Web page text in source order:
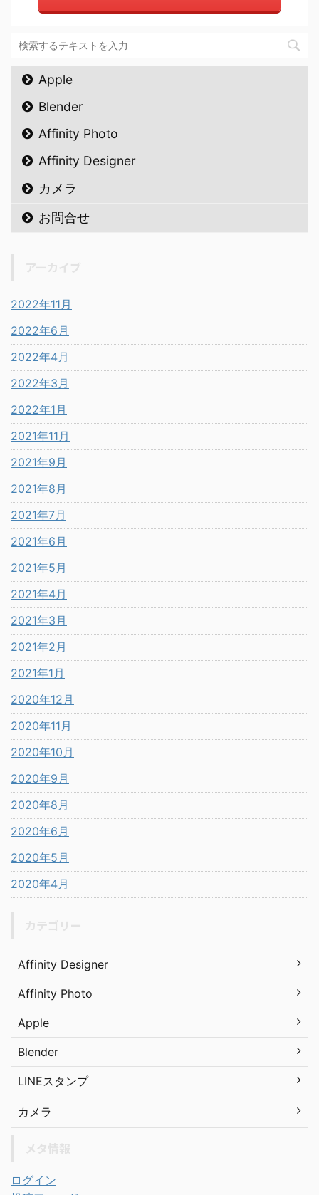
Apple
Blender
Affinity Photo
Affinity Designer
カメラ
お問合せ
2022年11月
2022年6月
2022年4月
2022年3月
2022年1月
2021年11月
2021年9月
2021年8月
2021年7月
2021年6月
2021年5月
2021年4月
2021年3月
2021年2月
2021年1月
2020年12月
2020年11月
2020年10月
2020年9月
2020年8月
2020年6月
2020年5月
2020年4月
Affinity Designer
Affinity Photo
Apple
Blender
LINEスタンプ
カメラ
ログイン